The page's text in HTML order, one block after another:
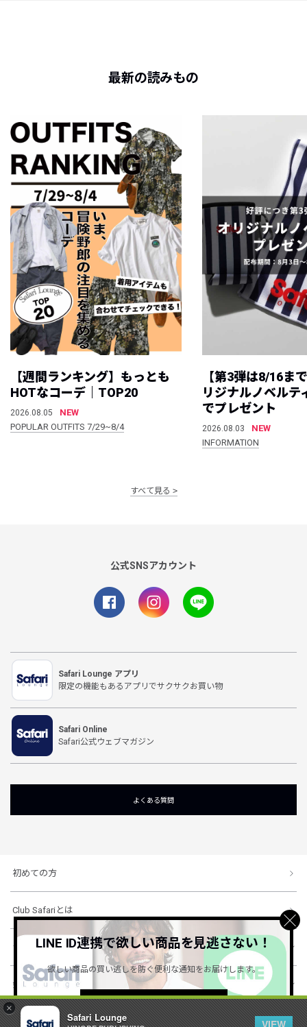
×
Safari Lounge
VIEW
最新の読みもの
【週間ランキング】もっとも
HOTなコーデ｜TOP20
2026.08.05
NEW
POPULAR OUTFITS 7/29~8/4
【第3弾は8/16ま
リジナルノベルテ
でプレゼント
2026.08.03
NEW
INFORMATION
すべて見る
公式SNSアカウント
Safari Lounge アプリ
限定の機能もあるアプリでサクサクお買い物
Safari Online
Safari公式ウェブマガジン
よくある質問
初めての方
Club Safariとは
ショッピングガイド
会社概要・規約
LINE ID連携で欲しい商品を見逃さない！
欲しい商品の買い逃しを防ぐ便利な通知をお届けします。
詳しくはこちら ＞